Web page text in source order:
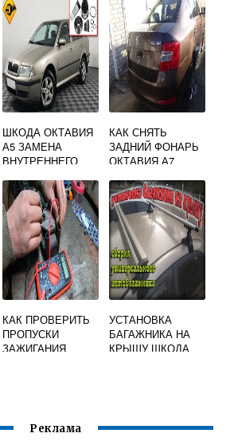
ШКОДА ОКТАВИЯ
А5 ЗАМЕНА
ВНУТРЕННЕГО
КАК СНЯТЬ
ЗАДНИЙ ФОНАРЬ
ОКТАВИЯ А7
КАК ПРОВЕРИТЬ
ПРОПУСКИ
ЗАЖИГАНИЯ
УСТАНОВКА
БАГАЖНИКА НА
КРЫШУ ШКОДА
Реклама